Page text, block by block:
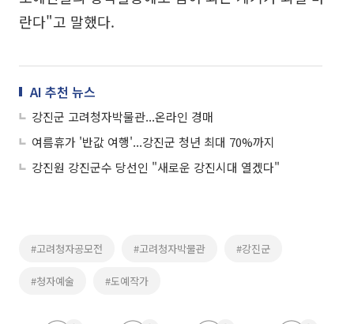
란다"고 말했다.
AI 추천 뉴스
강진군 고려청자박물관...온라인 경매
여름휴가 '반값 여행'...강진군 청년 최대 70%까지
강진원 강진군수 당선인 "새로운 강진시대 열겠다"
#고려청자공모전 #고려청자박물관 #강진군
#청자예술 #도예작가